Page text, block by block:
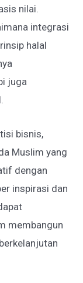
nilai.
integrasi
halal
juga
bisnis,
Muslim yang
dengan
inspirasi dan
membangun